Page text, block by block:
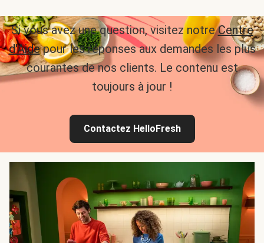
Si vous avez une question, visitez notreCentre
d'Aidepour les réponses aux demandes les plus
courantes de nos clients. Le contenu est
toujours à jour !
Contactez HelloFresh